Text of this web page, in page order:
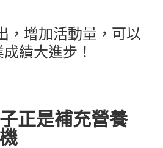
正是補充營養